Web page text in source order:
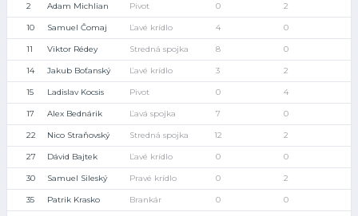
2 Adam Michlian Pivot 0 2
10 Samuel Čomaj Ľavé krídlo 4 0
11 Viktor Rédey Stredná spojka 8 0
14 Jakub Boťanský Ľavé krídlo 3 2
15 Ladislav Kocsis Pivot 0 4
17 Alex Bednárik Ľavá spojka 7 0
22 Nico Straňovský Stredná spojka 12 2
27 Dávid Bajtek Ľavé krídlo 0 0
30 Samuel Sileský Pravé krídlo 0 2
35 Patrik Krasko Brankár 0 0